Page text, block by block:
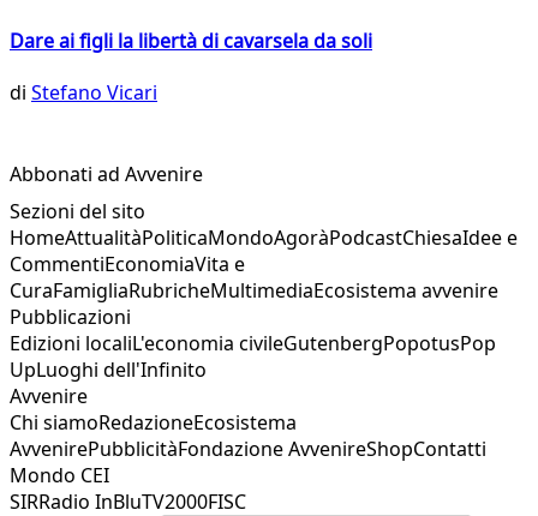
Dare ai figli la libertà di cavarsela da soli
di Stefano Vicari
Abbonati ad Avvenire
Sezioni del sito
HomeAttualitàPoliticaMondoAgoràPodcastChiesaIdee e
CommentiEconomiaVita e
CuraFamigliaRubricheMultimediaEcosistema avvenire
Pubblicazioni
Edizioni localiL'economia civileGutenbergPopotusPop
UpLuoghi dell'Infinito
Avvenire
Chi siamoRedazioneEcosistema
AvvenirePubblicitàFondazione AvvenireShopContatti
Mondo CEI
SIRRadio InBluTV2000FISC